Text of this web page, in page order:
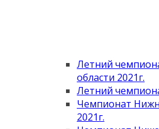
Летний
области 2021г.
Летний
Чемпионат
2021г.